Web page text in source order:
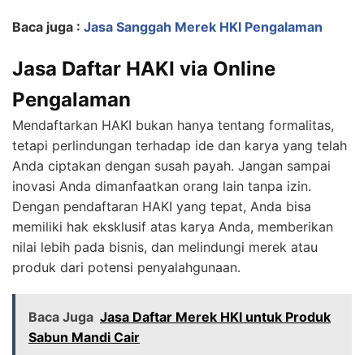
Baca juga : Jasa Sanggah Merek HKI Pengalaman
Jasa Daftar HAKI via Online
Pengalaman
Mendaftarkan HAKI bukan hanya tentang formalitas,
tetapi perlindungan terhadap ide dan karya yang telah
Anda ciptakan dengan susah payah. Jangan sampai
inovasi Anda dimanfaatkan orang lain tanpa izin.
Dengan pendaftaran HAKI yang tepat, Anda bisa
memiliki hak eksklusif atas karya Anda, memberikan
nilai lebih pada bisnis, dan melindungi merek atau
produk dari potensi penyalahgunaan.
Baca Juga Jasa Daftar Merek HKI untuk Produk
Sabun Mandi Cair